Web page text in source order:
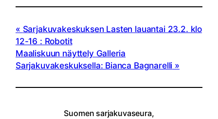
Sarjakuvakeskuksen Lasten lauantai 23.2. klo
12-16 : Robotit
Maaliskuun näyttely Galleria
Sarjakuvakeskuksella: Bianca Bagnarelli
Suomen sarjakuvaseura,